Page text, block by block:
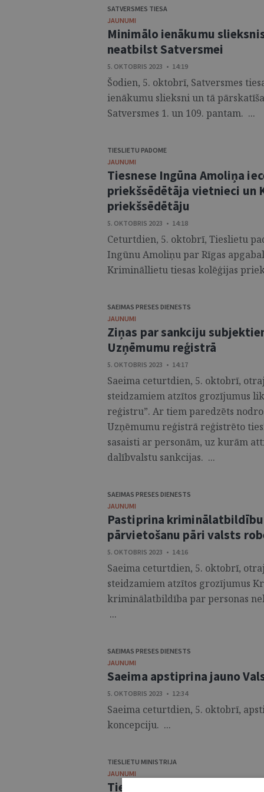
SATVERSMES TIESA
JAUNUMI
Minimālo ienākumu
neatbilst Satversmei
5. OKTOBRIS 2023 • 14:19
Šodien, 5. oktobrī, Satversmes
ienākumu slieksni un tā
Satversmes 1. un 109. pantam. ...
TIESLIETU PADOME
JAUNUMI
Tiesnese Ingūna Amoliņa
priekšsēdētāja vietnieci un
priekšsēdētāju
5. OKTOBRIS 2023 • 14:18
Ceturtdien, 5. oktobrī, Tieslietu
Ingūnu Amoliņu par Rīgas
Krimināllietu tiesas kolēģijas
SAEIMAS PRESES DIENESTS
JAUNUMI
Ziņas par sankciju
Uzņēmumu reģistrā
5. OKTOBRIS 2023 • 14:17
Saeima ceturtdien, 5. oktobrī,
steidzamiem atzītos grozījumus
reģistru”. Ar tiem paredzēts
Uzņēmumu reģistrā reģistrēto
sasaisti ar personām, uz kurām
dalībvalstu sankcijas. ...
SAEIMAS PRESES DIENESTS
JAUNUMI
Pastiprina
pārvietošanu pāri valsts
5. OKTOBRIS 2023 • 14:16
Saeima ceturtdien, 5. oktobrī,
steidzamiem atzītos grozījumus
kriminālatbildība par personas
...
SAEIMAS PRESES DIENESTS
JAUNUMI
Saeima apstiprina jauno
5. OKTOBRIS 2023 • 12:34
Saeima ceturtdien, 5. oktobrī,
koncepciju. ...
TIESLIETU MINISTRIJA
JAUNUMI
Tieslietu ministre Inese